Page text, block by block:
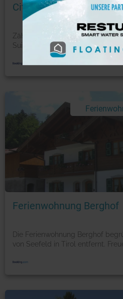
City Suites Murnau
Zählt zu den Bestsellern in
Suites Murnau liegt in Murnau
Ferienwohnung Berghof
Die Ferienwohnung Berghof
von Seefeld in Tirol entfernt.